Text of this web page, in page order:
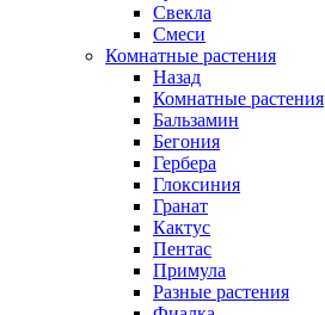
Свекла
Смеси
Комнатные растения
Назад
Комнатные растения
Бальзамин
Бегония
Гербера
Глоксиния
Гранат
Кактус
Пентас
Примула
Разные растения